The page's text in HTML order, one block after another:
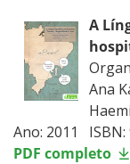
A
Ana
Ano: 2011 ISBN:
PDF completo